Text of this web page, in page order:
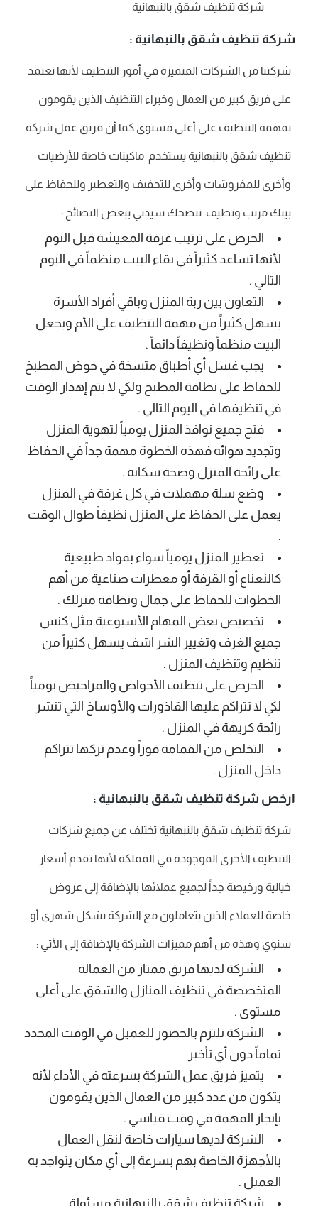
شركة تنظيف شقق بالنبهانية
شركة تنظيف شقق بالنبهانية :
شركتنا من الشركات المتميزة في أمور التنظيف لأنها تعتمد
على فريق كبير من العمال وخبراء التنظيف الذين يقومون
بمهمة التنظيف على أعلى مستوى كما أن فريق عمل شركة
تنظيف شقق بالنبهانية يستخدم ماكينات خاصة للأرضيات
وأخرى للمفروشات وأخرى للتجفيف والتعطير وللحفاظ على
بيتك مرتب ونظيف ننصحك سيدتي ببعض النصائح :
الحرص على ترتيب غرفة المعيشة قبل النوم
لأنها تساعد كثيراً في بقاء البيت منظماً في اليوم
التالي .
التعاون بين ربة المنزل وباقي أفراد الأسرة
يسهل كثيراً من مهمة التنظيف على الأم ويجعل
البيت منظماً ونظيفاً دائماً .
يجب غسل أي أطباق متسخة في حوض المطبخ
للحفاظ على نظافة المطبخ ولكي لا يتم إهدار الوقت
في تنظيفها في اليوم التالي .
فتح جميع نوافذ المنزل يومياً لتهوية المنزل
وتجديد هوائه فهذه الخطوة مهمة جداً في الحفاظ
على رائحة المنزل وصحة سكانه .
وضع سلة مهملات في كل غرفة في المنزل
يعمل على الحفاظ على المنزل نظيفاً طوال الوقت
.
تعطير المنزل يومياً سواء بمواد طبيعية
كالنعناع أو القرفة أو معطرات صناعية من أهم
الخطوات للحفاظ على جمال ونظافة منزلك .
تخصيص بعض المهام الأسبوعية مثل كنس
جميع الغرف وتغيير الشر اشف يسهل كثيراً من
تنظيم وتنظيف المنزل .
الحرص على تنظيف الأحواض والمراحيض يومياً
لكي لا تتراكم عليها القاذورات والأوساخ التي تنشر
رائحة كريهة في المنزل .
التخلص من القمامة فوراً وعدم تركها تتراكم
داخل المنزل .
ارخص شركة تنظيف شقق بالنبهانية :
شركة تنظيف شقق بالنبهانية تختلف عن جميع شركات
التنظيف الأخرى الموجودة في المملكة لأنها تقدم أسعار
خيالية ورخيصة جداً لجميع عملائها بالإضافة إلى عروض
خاصة للعملاء الذين يتعاملون مع الشركة بشكل شهري أو
سنوي وهذه من أهم مميزات الشركة بالإضافة إلى الأتي :
الشركة لديها فريق ممتاز من العمالة
المتخصصة في تنظيف المنازل والشقق على أعلى
مستوى .
الشركة تلتزم بالحضور للعميل في الوقت المحدد
تماماً دون أي تأخير
يتميز فريق عمل الشركة بسرعته في الأداء لأنه
يتكون من عدد كبير من العمال الذين يقومون
بإنجاز المهمة في وقت قياسي .
الشركة لديها سيارات خاصة لنقل العمال
بالأجهزة الخاصة بهم بسرعة إلى أي مكان يتواجد به
العميل .
شركة تنظيف شقق بالنبهانية مسئولة